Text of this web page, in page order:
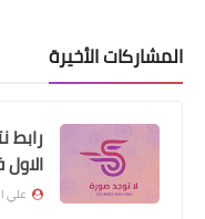
اسماء
المعين
المشاركات الأخيرة
علي